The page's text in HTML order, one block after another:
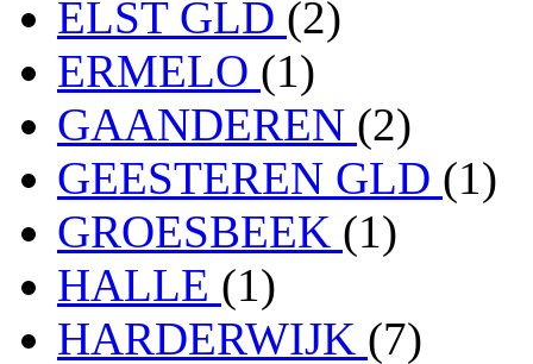
ELST GLD (2)
ERMELO (1)
GAANDEREN (2)
GEESTEREN GLD (1)
GROESBEEK (1)
HALLE (1)
HARDERWIJK (7)